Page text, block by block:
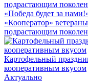
«Победа будет за
«Кооператор»
подрастающим
Картофельный
кооперативным вкусом
Актуально